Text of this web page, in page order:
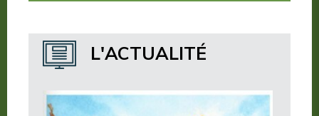
Où dormir ?
L'ACTUALITÉ